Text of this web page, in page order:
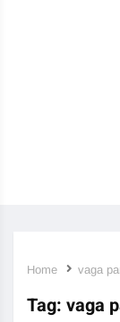
Home vaga
Tag: vaga